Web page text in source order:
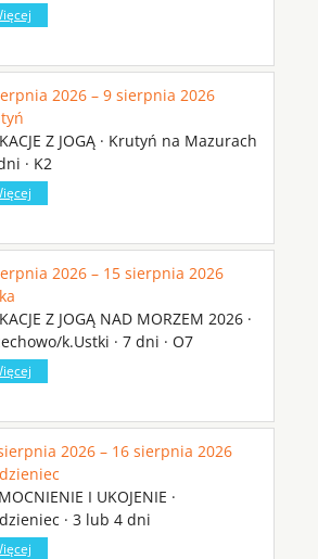
2026 – 9 sierpnia 2026
Z JOGĄ · Krutyń na Mazurach
· K2
2026 – 15 sierpnia 2026
Z JOGĄ NAD MORZEM 2026 ·
k.Ustki · 7 dni · O7
2026 – 16 sierpnia 2026
I UKOJENIE ·
· 3 lub 4 dni